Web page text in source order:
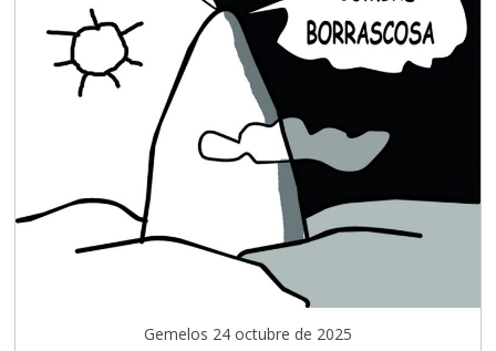
Gemelos 24 octubre de 2025